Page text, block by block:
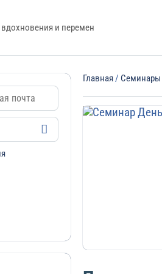
и перемен
Главная/ Семинары